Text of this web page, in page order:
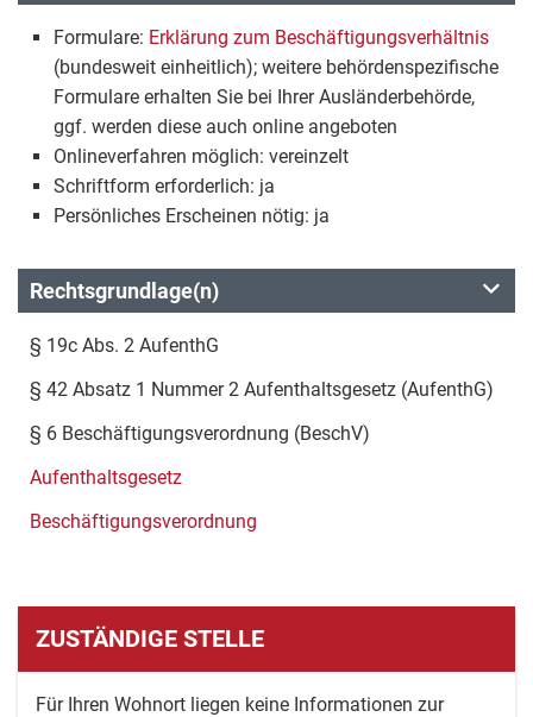
Formulare: Erklärung zum Beschäftigungsverhältnis
(bundesweit einheitlich); weitere behördenspezifische
Formulare erhalten Sie bei Ihrer Ausländerbehörde,
ggf. werden diese auch online angeboten
Onlineverfahren möglich: vereinzelt
Schriftform erforderlich: ja
Persönliches Erscheinen nötig: ja
Rechtsgrundlage(n)
§ 19c Abs. 2 AufenthG
§ 42 Absatz 1 Nummer 2 Aufenthaltsgesetz (AufenthG)
§ 6 Beschäftigungsverordnung (BeschV)
Aufenthaltsgesetz
Beschäftigungsverordnung
ZUSTÄNDIGE STELLE
Für Ihren Wohnort liegen keine Informationen zur